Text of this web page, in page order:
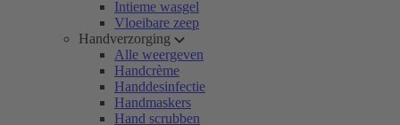
Intieme wasgel
Vloeibare zeep
Handverzorging
Alle weergeven
Handcrème
Handdesinfectie
Handmaskers
Hand scrubben